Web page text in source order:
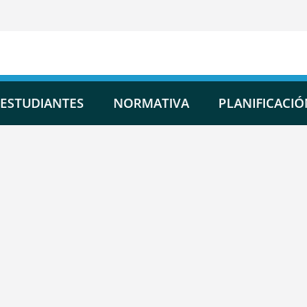
ESTUDIANTES NORMATIVA